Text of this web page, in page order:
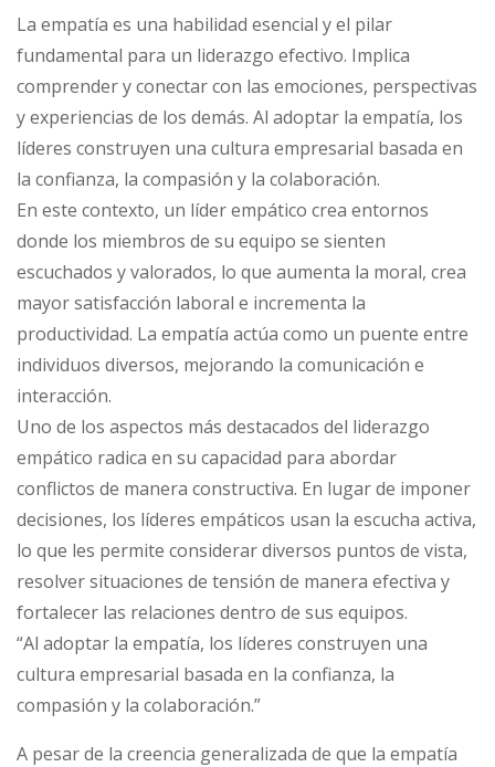
La empatía es una habilidad esencial y el pilar
fundamental para un liderazgo efectivo. Implica
comprender y conectar con las emociones, perspectivas
y experiencias de los demás. Al adoptar la empatía, los
líderes construyen una cultura empresarial basada en
la confianza, la compasión y la colaboración.
En este contexto, un líder empático crea entornos
donde los miembros de su equipo se sienten
escuchados y valorados, lo que aumenta la moral, crea
mayor satisfacción laboral e incrementa la
productividad. La empatía actúa como un puente entre
individuos diversos, mejorando la comunicación e
interacción.
Uno de los aspectos más destacados del liderazgo
empático radica en su capacidad para abordar
conflictos de manera constructiva. En lugar de imponer
decisiones, los líderes empáticos usan la escucha activa,
lo que les permite considerar diversos puntos de vista,
resolver situaciones de tensión de manera efectiva y
fortalecer las relaciones dentro de sus equipos.
Al adoptar la empatía, los líderes construyen una
cultura empresarial basada en la confianza, la
compasión y la colaboración.
A pesar de la creencia generalizada de que la empatía